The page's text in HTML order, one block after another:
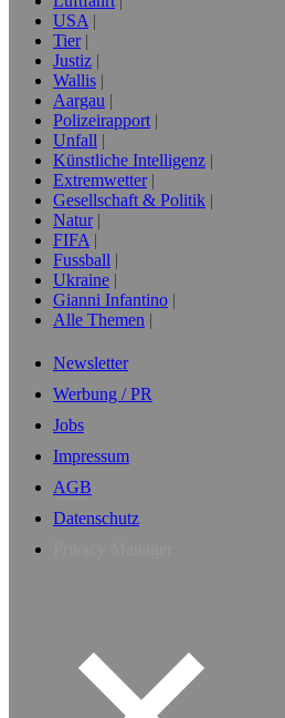
USA
Tier
Justiz
Wallis
Aargau
Polizeirapport
Unfall
Künstliche Intelligenz
Extremwetter
Gesellschaft & Politik
Natur
FIFA
Fussball
Ukraine
Gianni Infantino
Alle Themen
Newsletter
Werbung / PR
Jobs
Impressum
AGB
Datenschutz